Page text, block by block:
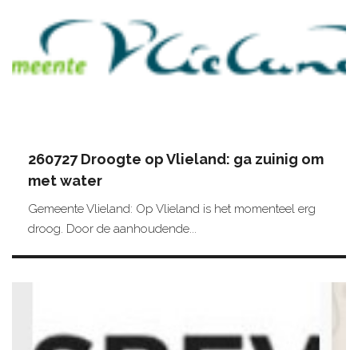
260727 Droogte op Vlieland: ga zuinig om
met water
Gemeente Vlieland: Op Vlieland is het momenteel erg
droog. Door de aanhoudende...